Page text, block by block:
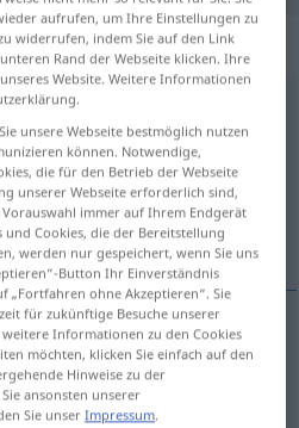
anklicken/antippen)
FIG
aufrufen, um Ihre Einstellungen zu
widerrufen, indem Sie auf den Link
Rand der Webseite klicken. Ihre
Website. Weitere Informationen
unsere Webseite bestmöglich nutzen
können. Notwendige,
die für den Betrieb der Webseite
unserer Webseite erforderlich sind,
immer auf Ihrem Endgerät
Cookies, die der Bereitstellung
werden nur gespeichert, wenn Sie uns
Button Ihr Einverständnis
„Fortfahren ohne Akzeptieren“. Sie
für zukünftige Besuche unserer
Informationen zu den Cookies
möchten, klicken Sie einfach auf den
Hinweise zu der
ansonsten unserer
Sie unserImpressum.